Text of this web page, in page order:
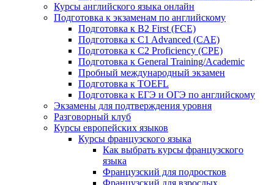
Курсы английского языка онлайн
Подготовка к экзаменам по английскому
Подготовка к B2 First (FCE)
Подготовка к C1 Advanced (CAE)
Подготовка к C2 Proficiency (CPE)
Подготовка к General Training/Academic
Пробный международный экзамен
Подготовка к TOEFL
Подготовка к ЕГЭ и ОГЭ по английскому
Экзамены для подтверждения уровня
Разговорный клуб
Курсы европейских языков
Курсы французского языка
Как выбрать курсы французского
языка
Французский для подростков
Французский для взрослых